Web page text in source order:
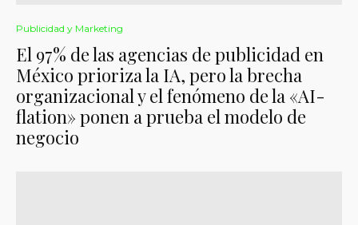
Publicidad y Marketing
El 97% de las agencias de publicidad en
México prioriza la IA, pero la brecha
organizacional y el fenómeno de la «AI-
flation» ponen a prueba el modelo de
negocio